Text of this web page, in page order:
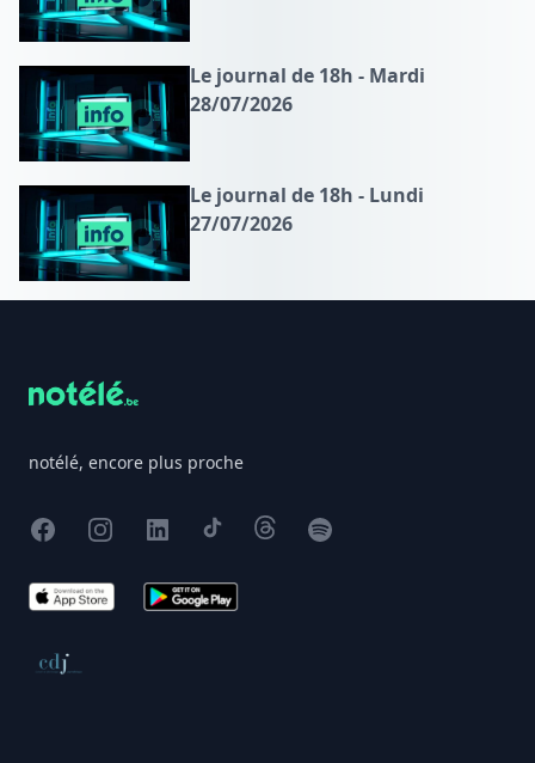
Le journal de 18h - Mardi
28/07/2026
Le journal de 18h - Lundi
27/07/2026
notélé, encore plus proche
FacebookInstagram
X TikTokThreadsSpotify
App Store Google Play
Conseil de déontologie journalistique